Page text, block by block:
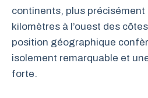
continents, plus précisément
kilomètres à l’ouest des
position géographique
isolement remarquable et
forte.